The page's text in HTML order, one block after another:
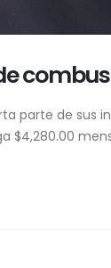
parte de sus
$4,280.00